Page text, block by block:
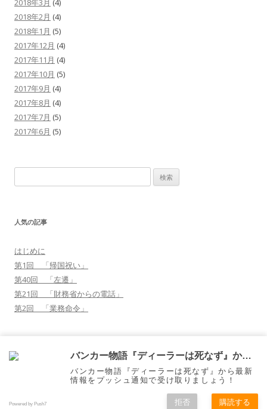
2018年3月 (4)
2018年2月 (4)
2018年1月 (5)
2017年12月 (4)
2017年11月 (4)
2017年10月 (5)
2017年9月 (4)
2017年8月 (4)
2017年7月 (5)
2017年6月 (5)
索
人気の記事
はじめに
第1回 「帰国祝い」
第40回 「左遷」
第21回 「財務省からの電話」
第2回 「業務命令」
バンカー物語『ディーラーは死なず』から通知を受け取る
バンカー物語『ディーラーは死なず』から最新
情報をプッシュ通知で受け取りましょう！
Powered by Push7 拒否 購読する